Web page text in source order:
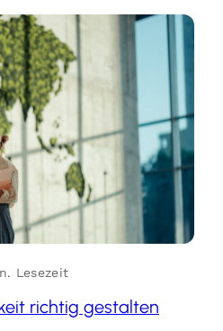
Lesezeit
richtig gestalten